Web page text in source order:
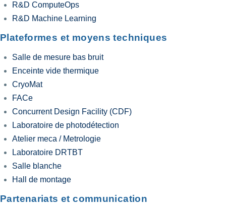
R&D ComputeOps
R&D Machine Learning
Plateformes et moyens techniques
Salle de mesure bas bruit
Enceinte vide thermique
CryoMat
FACe
Concurrent Design Facility (CDF)
Laboratoire de photodétection
Atelier meca / Metrologie
Laboratoire DRTBT
Salle blanche
Hall de montage
Partenariats et communication